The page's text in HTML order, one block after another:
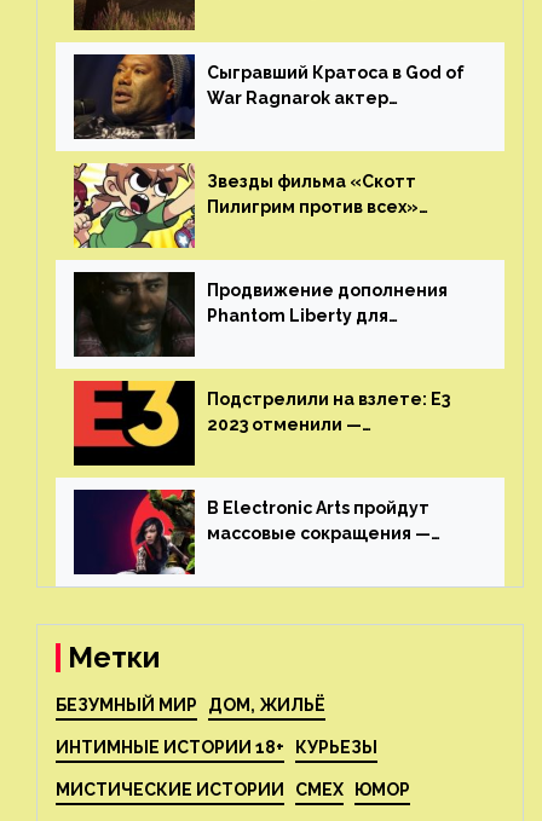
GamesVoice показала первые
результаты своего труда
Сыгравший Кратоса в God of
War Ragnarok актер
игроков прекратить
консольные войны
Звезды фильма «Скотт
Пилигрим против всех»
аниме от Netflix
Продвижение дополнения
Phantom Liberty для
июне
Подстрелили на взлете: E3
2023 отменили —
выставка не вернется
В Electronic Arts пройдут
массовые сокращения —
реструктуризацию
Метки
БЕЗУМНЫЙ МИР ДОМ, ЖИЛЬЁ
ИНТИМНЫЕ ИСТОРИИ 18+ КУРЬЕЗЫ
МИСТИЧЕСКИЕ ИСТОРИИ СМЕХ ЮМОР